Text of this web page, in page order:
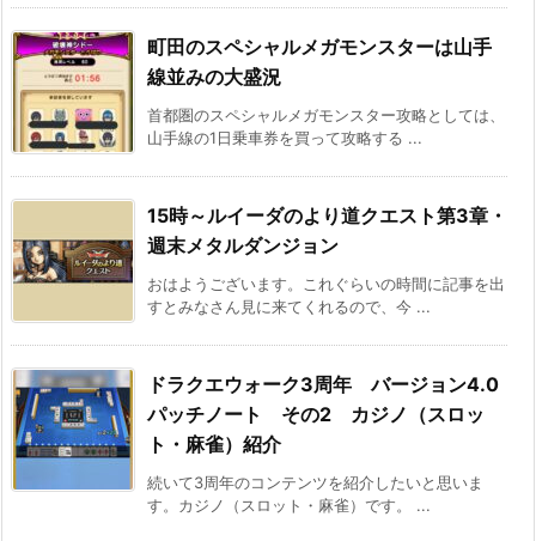
町田のスペシャルメガモンスターは山手
線並みの大盛況
首都圏のスペシャルメガモンスター攻略としては、
山手線の1日乗車券を買って攻略する ...
15時～ルイーダのより道クエスト第3章・
週末メタルダンジョン
おはようございます。これぐらいの時間に記事を出
すとみなさん見に来てくれるので、今 ...
ドラクエウォーク3周年 バージョン4.0
パッチノート その2 カジノ（スロッ
ト・麻雀）紹介
続いて3周年のコンテンツを紹介したいと思いま
す。カジノ（スロット・麻雀）です。 ...